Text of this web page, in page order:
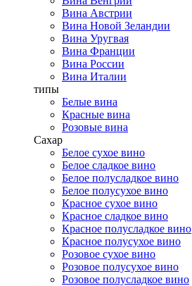
Вина Австрии
Вина Новой Зеландии
Вина Уругвая
Вина Франции
Вина России
Вина Италии
типы
Белые вина
Красные вина
Розовые вина
Сахар
Белое сухое вино
Белое сладкое вино
Белое полусладкое вино
Белое полусухое вино
Красное сухое вино
Красное сладкое вино
Красное полусладкое вино
Красное полусухое вино
Розовое сухое вино
Розовое полусухое вино
Розовое полусладкое вино